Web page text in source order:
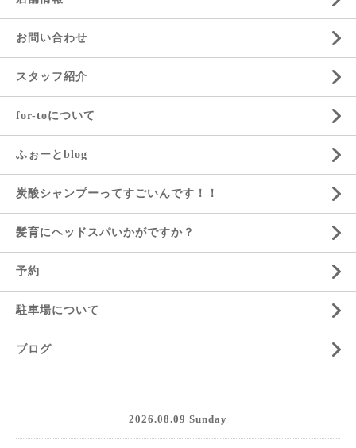
お問い合わせ
スタッフ紹介
for-toについて
ふぉーとblog
炭酸シャンプーってすごいんです！！
髪育にヘッドスパいかがですか？
予約
駐車場について
ブログ
2026.08.09 Sunday